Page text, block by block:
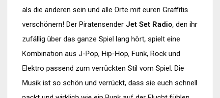
als die anderen sein und alle Orte mit euren Graffitis
verschönern! Der Piratensender Jet Set Radio, den ihr
zufällig über das ganze Spiel lang hört, spielt eine
Kombination aus J-Pop, Hip-Hop, Funk, Rock und
Elektro passend zum verrückten Stil vom Spiel. Die
Musik ist so schön und verrückt, dass sie euch schnell